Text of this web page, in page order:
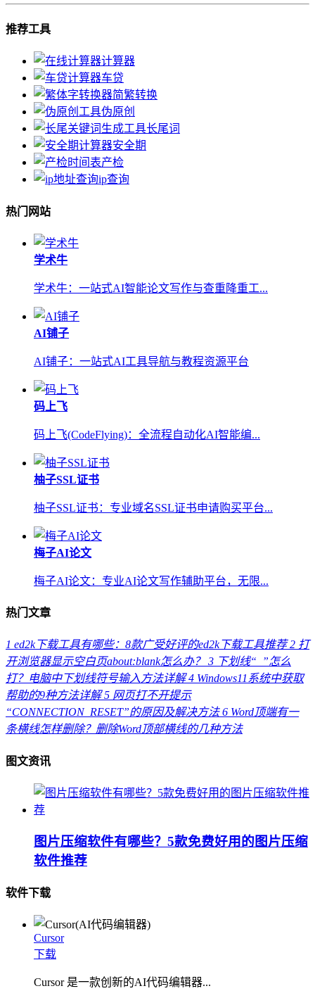
推荐工具
计算器
车贷
简繁转换
伪原创
长尾词
安全期
产检
ip查询
热门网站
学术牛
学术牛：一站式AI智能论文写作与查重降重工...
AI铺子
AI铺子：一站式AI工具导航与教程资源平台
码上飞
码上飞(CodeFlying)：全流程自动化AI智能编...
柚子SSL证书
柚子SSL证书：专业域名SSL证书申请购买平台...
梅子AI论文
梅子AI论文：专业AI论文写作辅助平台，无限...
热门文章
1 ed2k下载工具有哪些：8款广受好评的ed2k下载工具推荐 2 打
开浏览器显示空白页about:blank怎么办？ 3 下划线“_”怎么
打？电脑中下划线符号输入方法详解 4 Windows11系统中获取
帮助的9种方法详解 5 网页打不开提示
“CONNECTION_RESET”的原因及解决方法 6 Word顶端有一
条横线怎样删除？删除Word顶部横线的几种方法
图文资讯
图片压缩软件有哪些？5款免费好用的图片压缩
软件推荐
软件下载
Cursor
下载
Cursor 是一款创新的AI代码编辑器...